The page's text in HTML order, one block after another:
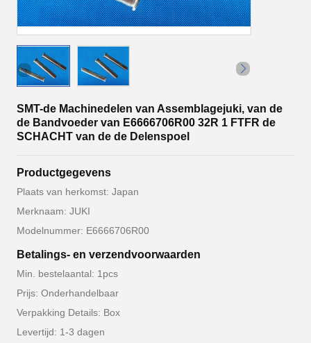
SMT-de Machinedelen van Assemblagejuki, van de
de Bandvoeder van E6666706R00 32R 1 FTFR de
SCHACHT van de de Delenspoel
Productgegevens
Plaats van herkomst: Japan
Merknaam: JUKI
Modelnummer: E6666706R00
Betalings- en verzendvoorwaarden
Min. bestelaantal: 1pcs
Prijs: Onderhandelbaar
Verpakking Details: Box
Levertijd: 1-3 dagen